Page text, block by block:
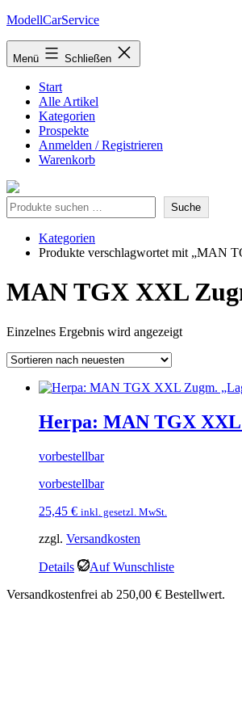
Zum
springen
ModellCarService
Menü Schließen
Start
Alle Artikel
Kategorien
Prospekte
Anmelden / Registrieren
Warenkorb
Suche Suche
Kategorien
Produkte verschlagwortet mit „MAN
MAN TGX XXL
Einzelnes Ergebnis wird angezeigt
Herpa: MAN TGX XXL
vorbestellbar
vorbestellbar
25,45 € inkl. gesetzl. MwSt.
zzgl. Versandkosten
Details
Auf Wunschliste
Versandkostenfrei ab 250,00 € Bestellwert.